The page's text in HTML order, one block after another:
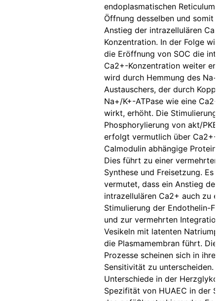
endoplasmatischen Reticulums
Öffnung desselben und somit
Anstieg der intrazellulären
Konzentration. In der Folge
die Eröffnung von SOC die
Ca2+-Konzentration weiter
wird durch Hemmung des
Austauschers, der durch
Na+/K+-ATPase wie eine
wirkt, erhöht. Die Stimulierung
Phosphorylierung von akt/PKB
erfolgt vermutlich über Ca2+-
Calmodulin abhängige
Dies führt zu einer vermehrten
Synthese und Freisetzung. Es
vermutet, dass ein Anstieg des
intrazellulären Ca2+ auch zu
Stimulierung der Endothelin-
und zur vermehrten
Vesikeln mit latenten
die Plasmamembran führt.
Prozesse scheinen sich in
Sensitivität zu unterscheiden.
Unterschiede in der
Spezifität von HUAEC in der